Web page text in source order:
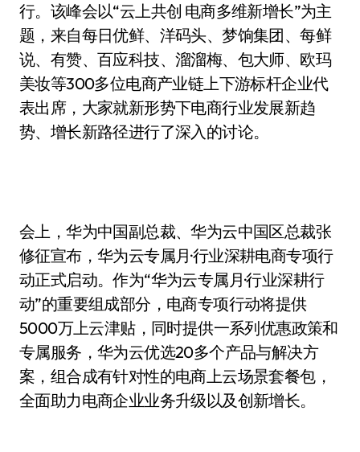
行。该峰会以“云上共创 电商多维新增长”为主
题，来自每日优鲜、洋码头、梦饷集团、每鲜
说、有赞、百应科技、溜溜梅、包大师、欧玛
美妆等300多位电商产业链上下游标杆企业代
表出席，大家就新形势下电商行业发展新趋
势、增长新路径进行了深入的讨论。
会上，华为中国副总裁、华为云中国区总裁张
修征宣布，华为云专属月·行业深耕电商专项行
动正式启动。作为“华为云专属月·行业深耕行
动”的重要组成部分，电商专项行动将提供
5000万上云津贴，同时提供一系列优惠政策和
专属服务，华为云优选20多个产品与解决方
案，组合成有针对性的电商上云场景套餐包，
全面助力电商企业业务升级以及创新增长。